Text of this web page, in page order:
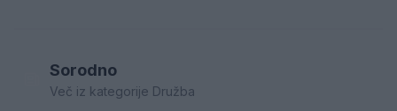
Sorodno
Več iz kategorije Družba